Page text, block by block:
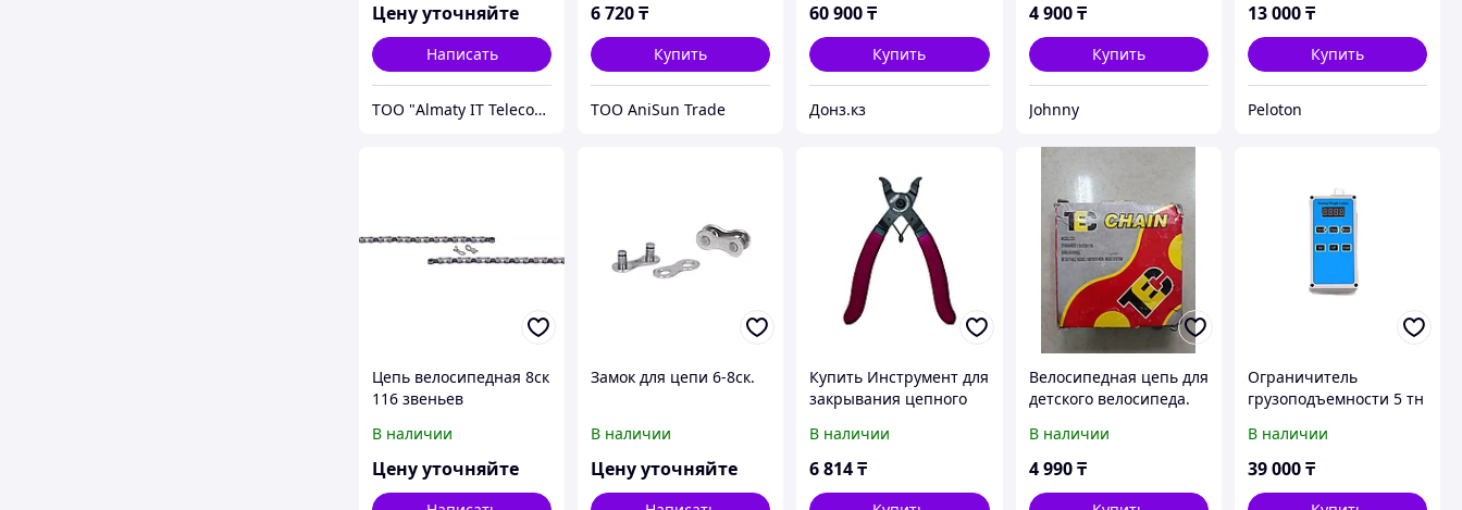
Цену уточняйте
Написать
ТОО "Almaty IT Telecom"
6 720₸
Купить
ТОО AniSun Trade
60 900₸
Купить
Донз.кз
4 900 ₸
Купить
Johnny
13 000₸
Купить
Peloton
Цепь велосипедная 8ск
116 звеньев
В наличии
Цену уточняйте
Замок для цепи 6-8ск.
В наличии
Цену уточняйте
Купить Инструмент для
закрывания цепного
Connector
В наличии
6 814₸
Велосипедная цепь для
детского велосипеда.
В наличии
4 990 ₸
Ограничитель
грузоподъемности 5 тн
В наличии
39 000₸